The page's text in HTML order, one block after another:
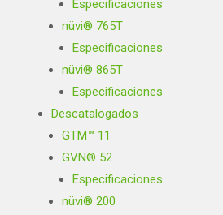
Especificaciones
nüvi® 765T
Especificaciones
nüvi® 865T
Especificaciones
Descatalogados
GTM™ 11
GVN® 52
Especificaciones
nüvi® 200